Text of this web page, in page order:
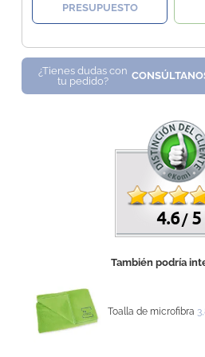
PRESUPUESTO
¿Tienes dudas con
tu pedido?
4.6 /5
También podría
Toalla de microfibra